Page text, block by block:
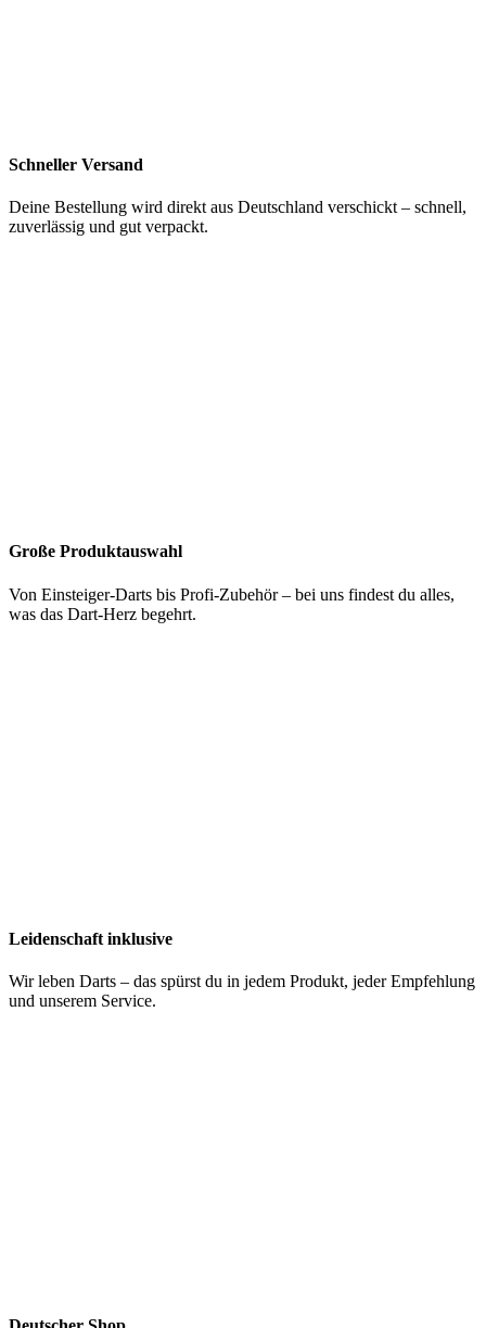
Schneller Versand
Deine Bestellung wird direkt aus Deutschland verschickt – schnell,
zuverlässig und gut verpackt.
Große Produktauswahl
Von Einsteiger-Darts bis Profi-Zubehör – bei uns findest du alles,
was das Dart-Herz begehrt.
Leidenschaft inklusive
Wir leben Darts – das spürst du in jedem Produkt, jeder Empfehlung
und unserem Service.